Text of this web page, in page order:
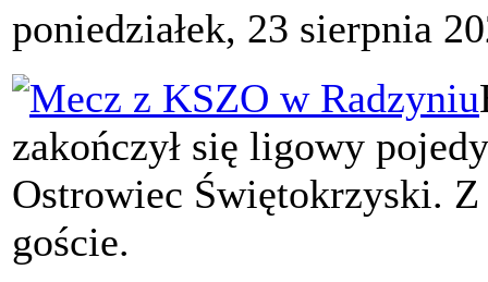
poniedziałek, 23 sierpnia
zakończył się ligowy
Ostrowiec Świętokrzyski.
goście.